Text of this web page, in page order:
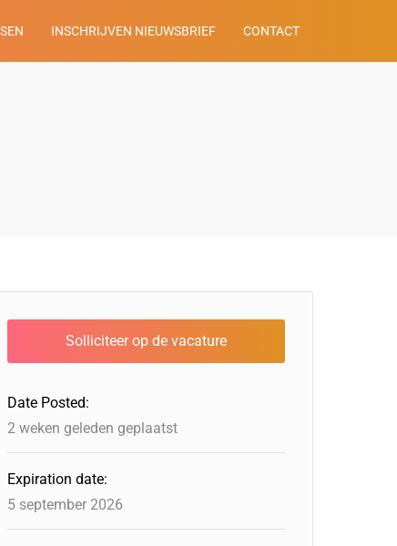
INSCHRIJVEN NIEUWSBRIEF CONTACT
Date Posted:
2 weken geleden geplaatst
Expiration date:
5 september 2026